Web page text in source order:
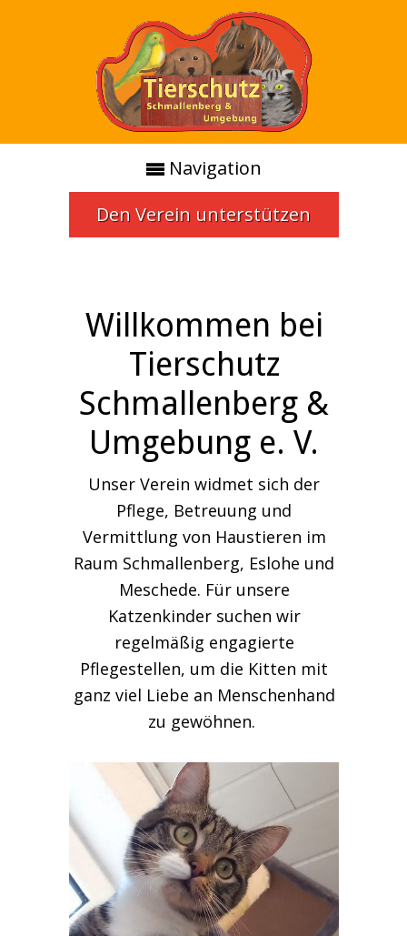
Navigation
Den Verein unterstützen
Willkommen bei
Tierschutz
Schmallenberg &
Umgebung e. V.
Unser Verein widmet sich der
Pflege, Betreuung und
Vermittlung von Haustieren im
Raum Schmallenberg, Eslohe und
Meschede. Für unsere
Katzenkinder suchen wir
regelmäßig engagierte
Pflegestellen, um die Kitten mit
ganz viel Liebe an Menschenhand
zu gewöhnen.